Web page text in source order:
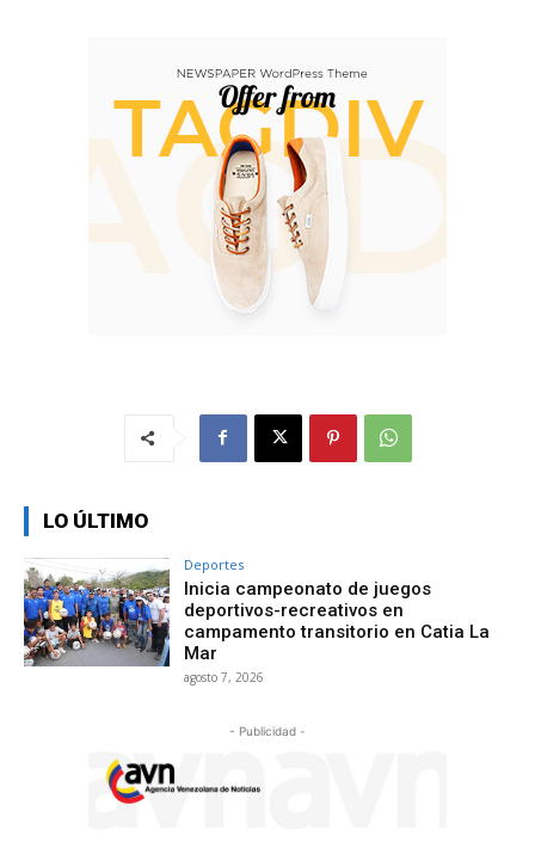
LO ÚLTIMO
Deportes
Inicia campeonato de juegos
deportivos-recreativos en
campamento transitorio en Catia La
Mar
agosto 7, 2026
- Publicidad -